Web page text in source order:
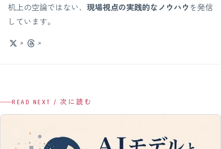
机上の空論ではない、 現場視点の実践的なノウハウを発信
しています。
READ NEXT / 次に読む